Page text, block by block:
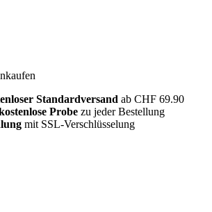
Standardversand ab CHF 69.90
Probe zu jeder Bestellung
mit SSL-Verschlüsselung